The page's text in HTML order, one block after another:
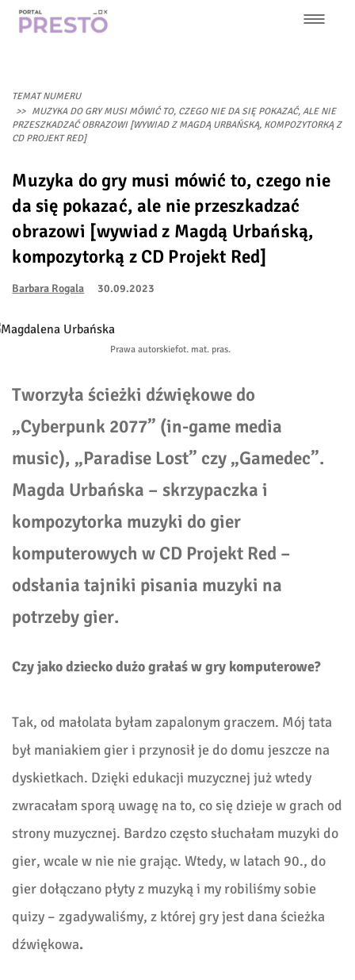
Przejdź
nawigacja
TEMAT NUMERU
MUZYKA DO GRY MUSI MÓWIĆ TO, CZEGO NIE DA SIĘ POKAZAĆ, ALE NIE
PRZESZKADZAĆ OBRAZOWI [WYWIAD Z MAGDĄ URBAŃSKĄ, KOMPOZYTORKĄ Z
CD PROJEKT RED]
Muzyka do gry musi mówić to, czego nie
da się pokazać, ale nie przeszkadzać
obrazowi [wywiad z Magdą Urbańską,
kompozytorką z CD Projekt Red]
Barbara Rogala 30.09.2023
Prawa autorskiefot. mat. pras.
Tworzyła ścieżki dźwiękowe do
„Cyberpunk 2077” (in-game media
music), „Paradise Lost” czy „Gamedec”.
Magda Urbańska – skrzypaczka i
kompozytorka muzyki do gier
komputerowych w CD Projekt Red –
odsłania tajniki pisania muzyki na
potrzeby gier.
Czy jako dziecko dużo grałaś w gry komputerowe?
Tak, od małolata byłam zapalonym graczem. Mój tata
był maniakiem gier i przynosił je do domu jeszcze na
dyskietkach. Dzięki edukacji muzycznej już wtedy
zwracałam sporą uwagę na to, co się dzieje w grach od
strony muzycznej. Bardzo często słuchałam muzyki do
gier, wcale w nie nie grając. Wtedy, w latach 90., do
gier dołączano płyty z muzyką i my robiliśmy sobie
quizy – zgadywaliśmy, z której gry jest dana ścieżka
dźwiękowa.